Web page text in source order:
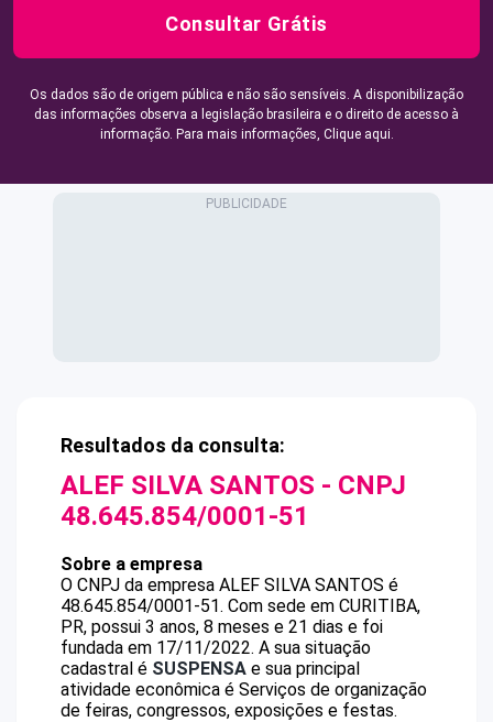
Consultar Grátis
Os dados são de origem pública e não são sensíveis. A disponibilização
das informações observa a legislação brasileira e o direito de acesso à
informação. Para mais informações, Clique aqui.
Resultados da consulta:
ALEF SILVA SANTOS - CNPJ
48.645.854/0001-51
Sobre a empresa
O CNPJ da empresa ALEF SILVA SANTOS é
48.645.854/0001-51. Com sede em CURITIBA,
PR, possui 3 anos, 8 meses e 21 dias e foi
fundada em 17/11/2022. A sua situação
cadastral é SUSPENSA e sua principal
atividade econômica é Serviços de organização
de feiras, congressos, exposições e festas.